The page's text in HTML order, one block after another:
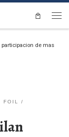
de mas
FOIL